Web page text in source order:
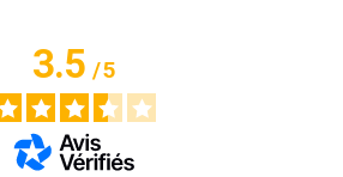
3.5/5